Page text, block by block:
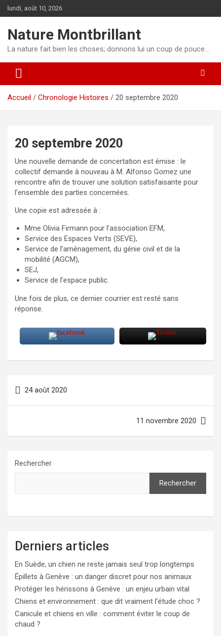
Aller
au
lundi, août 10, 2026
Nature Montbrillant
La nature fait bien les choses; donnons lui un coup de pouce…
Accueil Chronologie Histoires 20 septembre 2020
20 septembre 2020
Une nouvelle demande de concertation est émise : le
collectif demande à nouveau à M. Alfonso Gomez une
rencontre afin de trouver une solution satisfaisante pour
l’ensemble des parties concernées.
Une copie est adressée à :
Mme Olivia Firmann pour l’association EFM,
Service des Espaces Verts (SEVE),
Service de l’aménagement, du génie civil et de la
mobilité (AGCM),
SEJ,
Service de l’espace public.
Une fois de plus, ce dernier courrier est resté sans
réponse.
de
24 août 2020
11 novembre 2020
Rechercher
Rechercher
Derniers articles
En Suède, un chien ne reste jamais seul trop longtemps
Épillets à Genève : un danger discret pour nos animaux
Protéger les hérissons à Genève : un enjeu urbain vital
Chiens et environnement : que dit vraiment l’étude choc ?
Canicule et chiens en ville : comment éviter le coup de
chaud ?